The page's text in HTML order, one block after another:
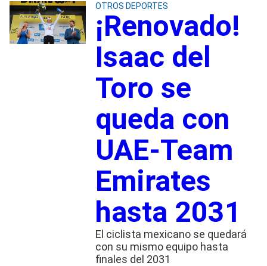
OTROS DEPORTES
¡Renovado!
Isaac del
Toro se
queda con
UAE-Team
Emirates
hasta 2031
El ciclista mexicano se quedará
con su mismo equipo hasta
finales del 2031